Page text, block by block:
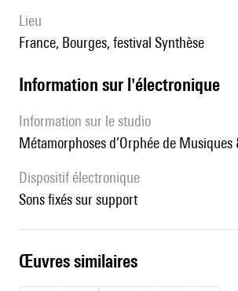
lieu
France, Bourges, festival Synthèse
Information sur l'électronique
Information sur le studio
Métamorphoses d’Orphée de
Dispositif électronique
sons fixés sur support
œuvres similaires